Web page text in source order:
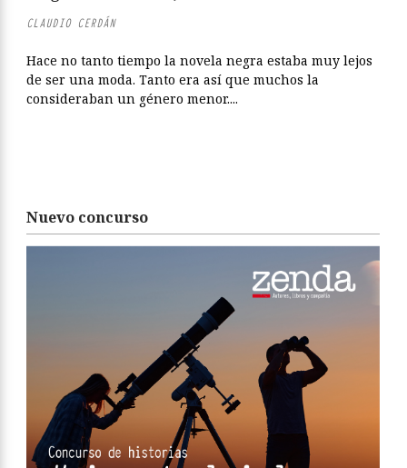
CLAUDIO CERDÁN
Hace no tanto tiempo la novela negra estaba muy lejos
de ser una moda. Tanto era así que muchos la
consideraban un género menor....
Nuevo concurso